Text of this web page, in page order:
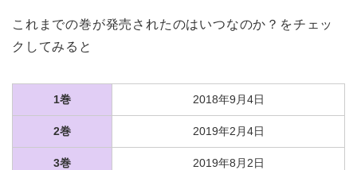
これまでの巻が発売されたのはいつなのか？をチェッ
クしてみると
1巻 2018年9月4日
2巻 2019年2月4日
3巻 2019年8月2日